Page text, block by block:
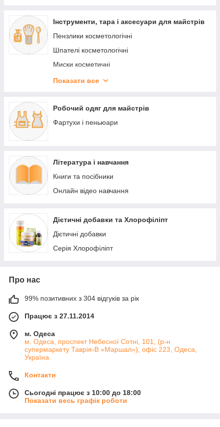
Пеньюари і фартухи одноразові
Рукавички вінілові
Рукавички латексні
Рукавички нітрилові
Рукавички поліетиленові
Рушники одноразові поштучно
Рушники одноразові в рулоні
Серветки одноразові поштучно
Серветки одноразові в рулоні
Серветки для масажного столу
Капці одноразові
Халати одноразові
Чохли на кушетки
Інструменти, тара і аксесуари для майстрів
Пензлики косметологічні
Шпателі косметологічні
Миски косметичні
Баночки і пляшечки
Косметички і чемоданчики для косметики
Показати все
Робочий одяг для майстрів
Фартухи і пеньюари
Література і навчання
Книги та посібники
Онлайн відео навчання
Дієтичні добавки та Хлорофіліпт
Дієтичні добавки
Серія Хлорофіліпт
Про нас
99% позитивних з 304 відгуків за рік
Працює з 27.11.2014
м. Одеса
м. Одеса, проспект Небесної Сотні, 101, (р-н
супермаркету Таврія-В «Маршал»), офіс 223, Одеса,
Україна
Контакти
Сьогодні працює з 10:00 до 18:00
Показати весь графік роботи